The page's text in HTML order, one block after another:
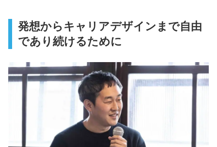
発想からキャリアデザインまで自由
であり続けるために